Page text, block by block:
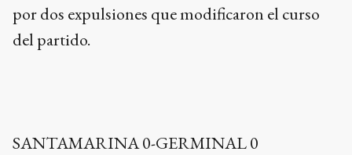
por dos expulsiones que modificaron el curso
del partido.
SANTAMARINA 0-GERMINAL 0